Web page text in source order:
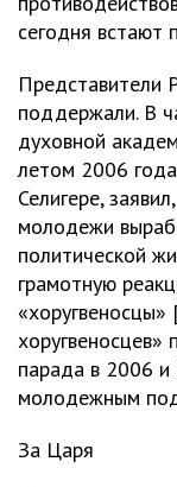
сегодня встают
поддержали. В
духовной
летом 2006
Селигере,
молодежи
политической
грамотную
хоругвеносцев»
парада в 2006 и
молодежным
За Царя